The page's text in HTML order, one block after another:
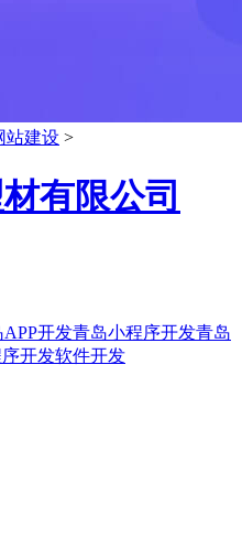
站建设 >
有限公司
APP开发青岛小程序开发青岛
开发软件开发